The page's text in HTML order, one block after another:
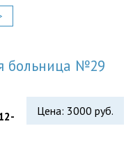
больница №29
Цена: 3000 руб.